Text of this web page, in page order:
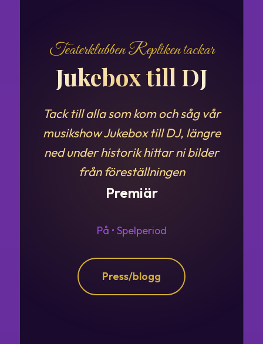
Teaterklubben Repliken tackar
Jukebox till DJ
Tack till alla som kom och såg vår
musikshow Jukebox till DJ, längre
ned under historik hittar ni bilder
från föreställningen
Premiär
På • Spelperiod
Press/blogg